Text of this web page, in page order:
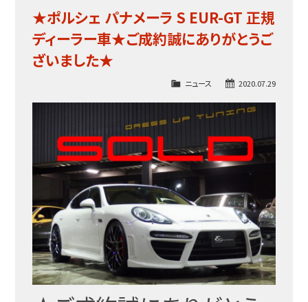
★ポルシェ パナメーラ S EUR-GT 正規
ディーラー車★ご成約誠にありがとうご
ざいました★
2020.07.29
ニュース